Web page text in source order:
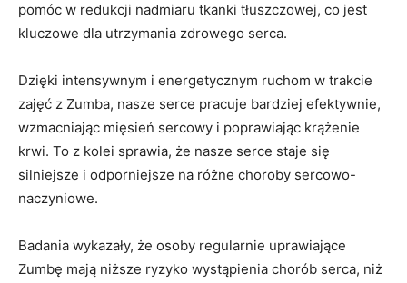
pomóc w redukcji nadmiaru tkanki tłuszczowej, co jest
kluczowe dla utrzymania zdrowego serca.
Dzięki intensywnym i energetycznym ruchom w trakcie
zajęć z Zumba, nasze serce pracuje bardziej efektywnie,
wzmacniając mięsień sercowy i poprawiając krążenie
krwi. To z kolei sprawia, że nasze serce staje się
silniejsze i odporniejsze na różne choroby sercowo-
naczyniowe.
Badania wykazały, że osoby regularnie uprawiające
Zumbę mają niższe ryzyko wystąpienia chorób serca, niż